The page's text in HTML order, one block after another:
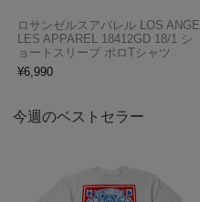
ロサンゼルスアパレル LOS ANGE
LES APPAREL 18412GD 18/1 シ
ョートスリーブ ポロTシャツ
¥6,990
今週のベストセラー